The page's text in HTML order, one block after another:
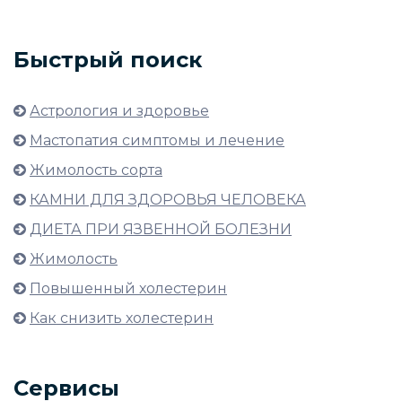
Быстрый поиск
Астрология и здоровье
Мастопатия симптомы и лечение
Жимолость сорта
КАМНИ ДЛЯ ЗДОРОВЬЯ ЧЕЛОВЕКА
ДИЕТА ПРИ ЯЗВЕННОЙ БОЛЕЗНИ
Жимолость
Повышенный холестерин
Как снизить холестерин
Сервисы